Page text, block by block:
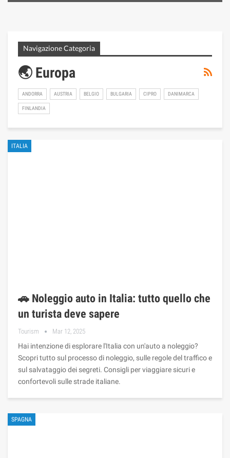
Navigazione Categoria
🌏 Europa
ANDORRA AUSTRIA BELGIO BULGARIA CIPRO DANIMARCA
FINLANDIA
ITALIA
🚗 Noleggio auto in Italia: tutto quello che
un turista deve sapere
Tourism Mar 12, 2025
Hai intenzione di esplorare l'Italia con un'auto a noleggio?
Scopri tutto sul processo di noleggio, sulle regole del traffico e
sul salvataggio dei segreti. Consigli per viaggiare sicuri e
confortevoli sulle strade italiane.
SPAGNA